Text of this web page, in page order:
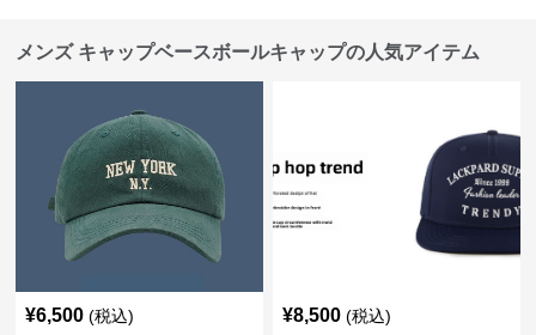
メンズ キャップベースボールキャップの人気アイテム
¥6,500 (税込) ¥8,500 (税込)